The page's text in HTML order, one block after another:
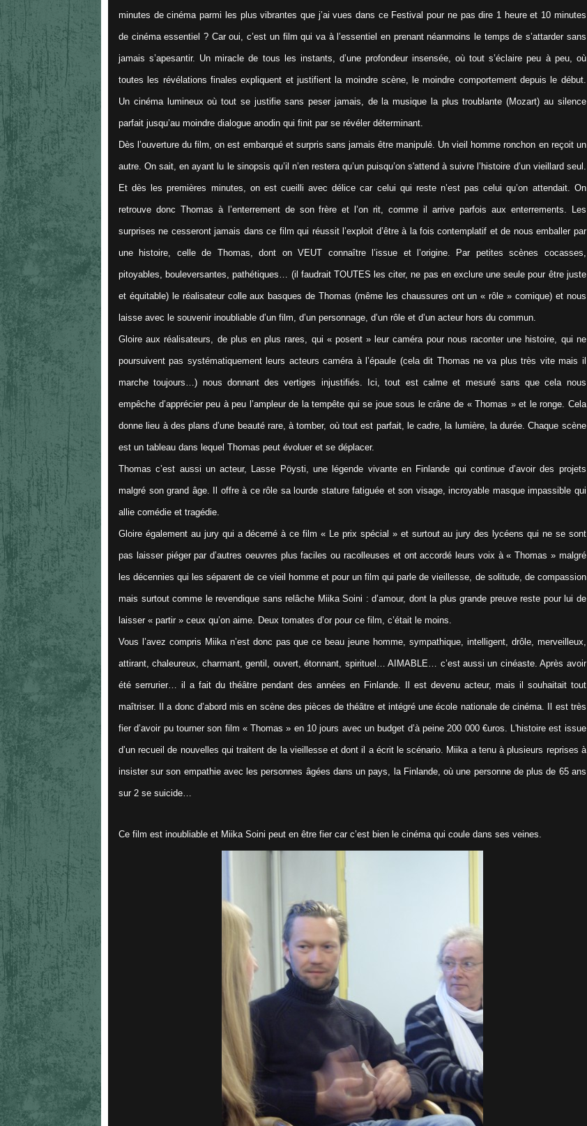
minutes de cinéma parmi les plus vibrantes que j’ai vues dans ce Festival pour ne pas dire 1 heure et 10 minutes
de cinéma essentiel ? Car oui, c’est un film qui va à l’essentiel en prenant néanmoins le temps de s’attarder sans
jamais s’apesantir. Un miracle de tous les instants, d’une profondeur insensée, où tout s’éclaire peu à peu, où
toutes les révélations finales expliquent et justifient la moindre scène, le moindre comportement depuis le début.
Un cinéma lumineux où tout se justifie sans peser jamais, de la musique la plus troublante (Mozart) au silence
parfait jusqu’au moindre dialogue anodin qui finit par se révéler déterminant.
Dès l’ouverture du film, on est embarqué et surpris sans jamais être manipulé. Un vieil homme ronchon en reçoit un
autre. On sait, en ayant lu le sinopsis qu’il n’en restera qu’un puisqu’on s'attend à suivre l’histoire d’un vieillard seul.
Et dès les premières minutes, on est cueilli avec délice car celui qui reste n’est pas celui qu’on attendait. On
retrouve donc Thomas à l’enterrement de son frère et l’on rit, comme il arrive parfois aux enterrements. Les
surprises ne cesseront jamais dans ce film qui réussit l’exploit d’être à la fois contemplatif et de nous emballer par
une histoire, celle de Thomas, dont on VEUT connaître l’issue et l’origine. Par petites scènes cocasses,
pitoyables, bouleversantes, pathétiques… (il faudrait TOUTES les citer, ne pas en exclure une seule pour être juste
et équitable) le réalisateur colle aux basques de Thomas (même les chaussures ont un « rôle » comique) et nous
laisse avec le souvenir inoubliable d’un film, d’un personnage, d’un rôle et d’un acteur hors du commun.
Gloire aux réalisateurs, de plus en plus rares, qui « posent » leur caméra pour nous raconter une histoire, qui ne
poursuivent pas systématiquement leurs acteurs caméra à l’épaule (cela dit Thomas ne va plus très vite mais il
marche toujours…) nous donnant des vertiges injustifiés. Ici, tout est calme et mesuré sans que cela nous
empêche d’apprécier peu à peu l’ampleur de la tempête qui se joue sous le crâne de « Thomas » et le ronge. Cela
donne lieu à des plans d’une beauté rare, à tomber, où tout est parfait, le cadre, la lumière, la durée. Chaque scène
est un tableau dans lequel Thomas peut évoluer et se déplacer.
Thomas c’est aussi un acteur, Lasse Pöysti, une légende vivante en Finlande qui continue d’avoir des projets
malgré son grand âge. Il offre à ce rôle sa lourde stature fatiguée et son visage, incroyable masque impassible qui
allie comédie et tragédie.
Gloire également au jury qui a décerné à ce film « Le prix spécial » et surtout au jury des lycéens qui ne se sont
pas laisser piéger par d’autres oeuvres plus faciles ou racolleuses et ont accordé leurs voix à « Thomas » malgré
les décennies qui les séparent de ce vieil homme et pour un film qui parle de vieillesse, de solitude, de compassion
mais surtout comme le revendique sans relâche Miika Soini : d’amour, dont la plus grande preuve reste pour lui de
laisser « partir » ceux qu’on aime. Deux tomates d’or pour ce film, c’était le moins.
Vous l’avez compris Miika n’est donc pas que ce beau jeune homme, sympathique, intelligent, drôle, merveilleux,
attirant, chaleureux, charmant, gentil, ouvert, étonnant, spirituel… AIMABLE… c’est aussi un cinéaste. Après avoir
été serrurier… il a fait du théâtre pendant des années en Finlande. Il est devenu acteur, mais il souhaitait tout
maîtriser. Il a donc d’abord mis en scène des pièces de théâtre et intégré une école nationale de cinéma. Il est très
fier d’avoir pu tourner son film « Thomas » en 10 jours avec un budget d’à peine 200 000 €uros. L'histoire est issue
d’un recueil de nouvelles qui traitent de la vieillesse et dont il a écrit le scénario. Miika a tenu à plusieurs reprises à
insister sur son empathie avec les personnes âgées dans un pays, la Finlande, où une personne de plus de 65 ans
sur 2 se suicide…
Ce film est inoubliable et Miika Soini peut en être fier car c’est bien le cinéma qui coule dans ses veines.